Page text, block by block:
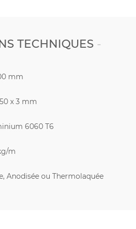
TECHNIQUES
mm
x 3 mm
6060 T6
m
Anodisée ou Thermolaquée